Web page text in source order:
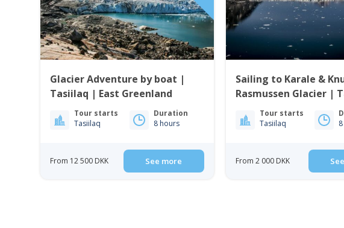
Glacier Adventure by boat |
Tasiilaq | East Greenland
Tour starts
Tasiilaq
Duration
8 hours
From 12 500 DKK See more
Sailing to Karale &
Rasmussen Glacier |
East Greenland
Tour starts
Tasiilaq
From 2 000 DKK